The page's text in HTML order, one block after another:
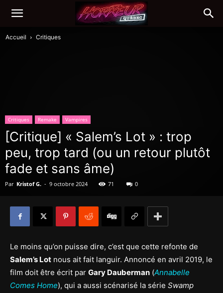
Accueil Critiques
Critiques Remake Vampires
[Critique] « Salem’s Lot » : trop
peu, trop tard (ou un retour plutôt
fade et sans âme)
Par Kristof G. - 9 octobre 2024 71 0
Le moins qu’on puisse dire, c’est que cette refonte de
Salem’s Lot nous ait fait languir. Annoncé en avril 2019, le
film doit être écrit par Gary Dauberman (Annabelle
Comes Home), qui a aussi scénarisé la série Swamp